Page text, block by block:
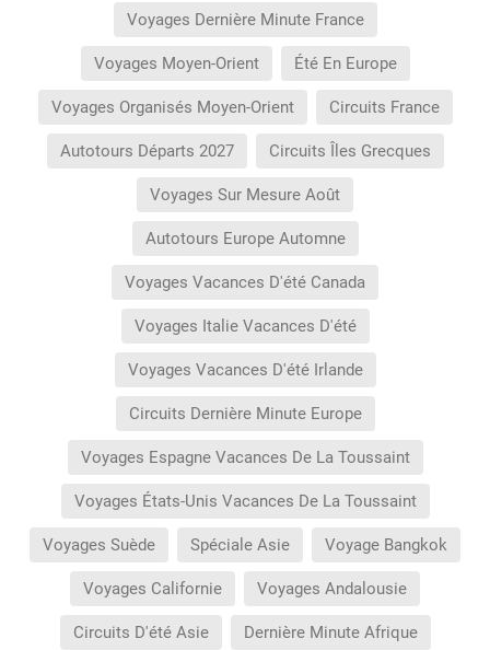
Voyages Dernière Minute France
Voyages Moyen-Orient Été En Europe
Voyages Organisés Moyen-Orient Circuits France
Autotours Départs 2027 Circuits Îles Grecques
Voyages Sur Mesure Août
Autotours Europe Automne
Voyages Vacances D'été Canada
Voyages Italie Vacances D'été
Voyages Vacances D'été Irlande
Circuits Dernière Minute Europe
Voyages Espagne Vacances De La Toussaint
Voyages États-Unis Vacances De La Toussaint
Voyages Suède Spéciale Asie Voyage Bangkok
Voyages Californie Voyages Andalousie
Circuits D'été Asie Dernière Minute Afrique